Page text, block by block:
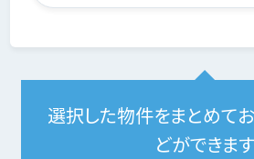
選択した物件をまとめて
どができます